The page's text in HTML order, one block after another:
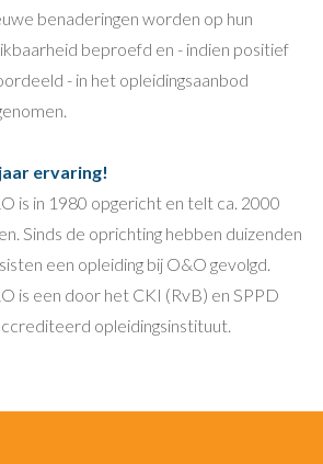
benaderingen worden op hun
beproefd en - indien positief
- in het opleidingsaanbod
ervaring!
is in 1980 opgericht en telt ca. 2000
Sinds de oprichting hebben duizenden
een opleiding bij O&O gevolgd.
is een door het CKI (RvB) en SPPD
opleidingsinstituut.